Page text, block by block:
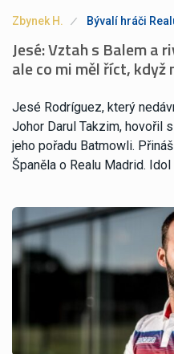
Zbynek H. Bývalí hráči
Jesé: Vztah s Balem a
ale co mi měl říct, když
Jesé Rodríguez, který
Johor Darul Takzim, hovořil
jeho pořadu Batmowli.
Španěla o Realu Madrid.